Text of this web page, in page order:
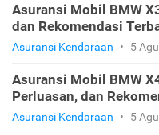
Asuransi Mobil BMW
dan Rekomendasi
Asuransi Kendaraan • 5
Asuransi Mobil BMW
Perluasan, dan
Asuransi Kendaraan • 5